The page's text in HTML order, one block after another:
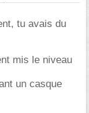
tu avais du
mis le niveau
un casque